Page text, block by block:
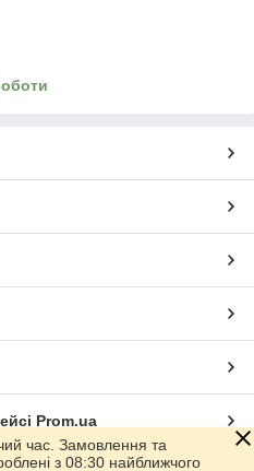
Prom.ua
час. Замовлення та
з 08:30 найближчого